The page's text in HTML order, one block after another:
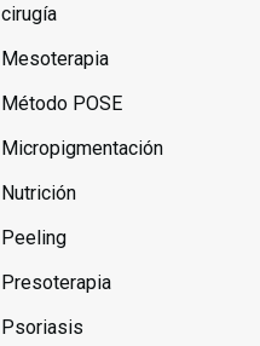
cirugía
Mesoterapia
Método POSE
Micropigmentación
Nutrición
Peeling
Presoterapia
Psoriasis